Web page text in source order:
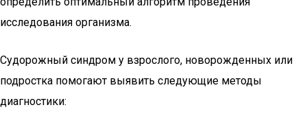
исследования организма.
Судорожный синдром у взрослого, новорожденных или
подростка помогают выявить следующие методы
диагностики: